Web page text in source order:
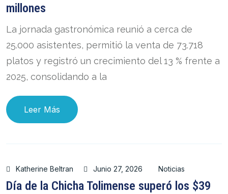
millones
La jornada gastronómica reunió a cerca de
25.000 asistentes, permitió la venta de 73.718
platos y registró un crecimiento del 13 % frente a
2025, consolidando a la
Leer Más
Katherine Beltran Junio 27, 2026 Noticias
Día de la Chicha Tolimense superó los $39